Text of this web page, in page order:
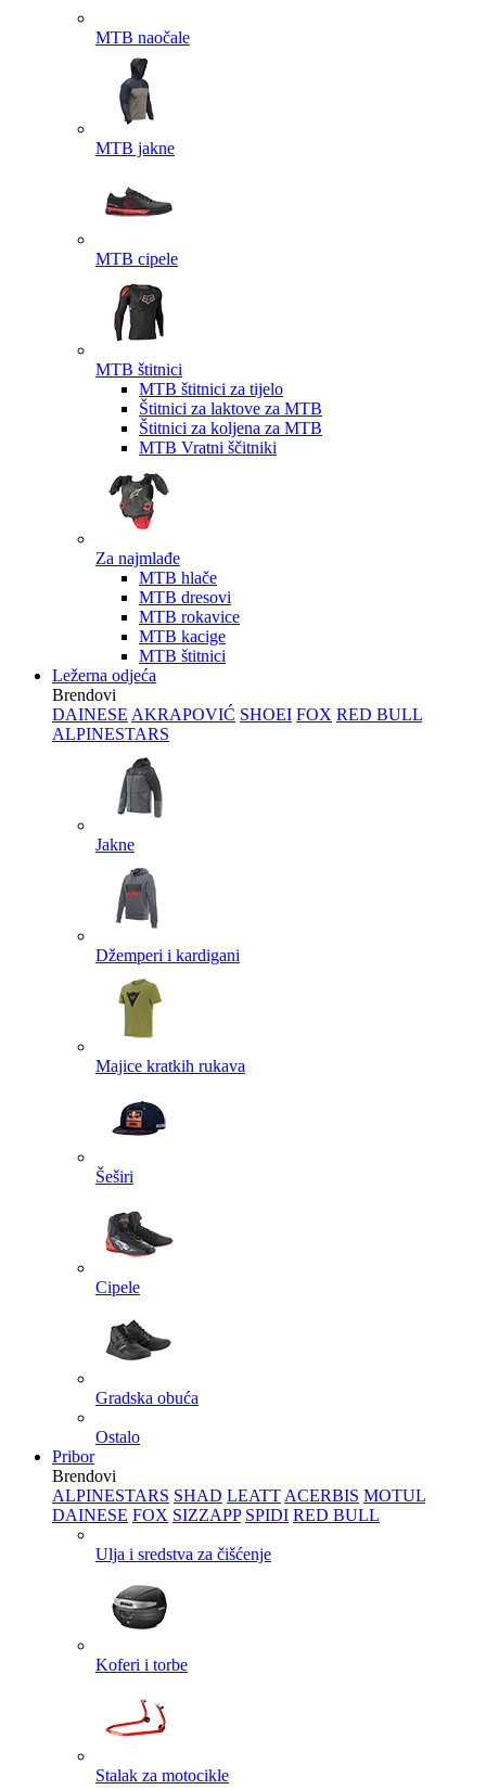
MTB naočale
MTB jakne
MTB cipele
MTB štitnici
MTB štitnici za tijelo
Štitnici za laktove za MTB
Štitnici za koljena za MTB
MTB Vratni ščitniki
Za najmlađe
MTB hlače
MTB dresovi
MTB rokavice
MTB kacige
MTB štitnici
Ležerna odjeća
Brendovi
DAINESE AKRAPOVIĆ SHOEI FOX RED BULL
ALPINESTARS
Jakne
Džemperi i kardigani
Majice kratkih rukava
Šeširi
Cipele
Gradska obuća
Ostalo
Pribor
Brendovi
ALPINESTARS SHAD LEATT ACERBIS MOTUL
DAINESE FOX SIZZAPP SPIDI RED BULL
Ulja i sredstva za čišćenje
Koferi i torbe
Stalak za motocikle